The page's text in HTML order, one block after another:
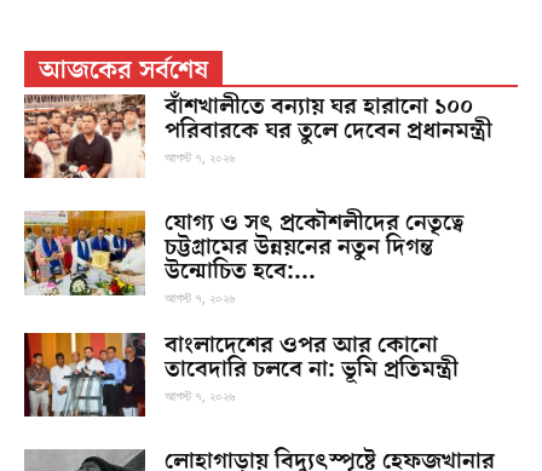
আজকের সর্বশেষ
বাঁশখালীতে বন্যায় ঘর হারানো ১০০
পরিবারকে ঘর তুলে দেবেন প্রধানমন্ত্রী
আগস্ট ৭, ২০২৬
যোগ্য ও সৎ প্রকৌশলীদের নেতৃত্বে
চট্টগ্রামের উন্নয়নের নতুন দিগন্ত
উন্মোচিত হবে:...
আগস্ট ৭, ২০২৬
বাংলাদেশের ওপর আর কোনো
তাবেদারি চলবে না: ভূমি প্রতিমন্ত্রী
আগস্ট ৭, ২০২৬
লোহাগাড়ায় বিদ্যুৎস্পৃষ্টে হেফজখানার